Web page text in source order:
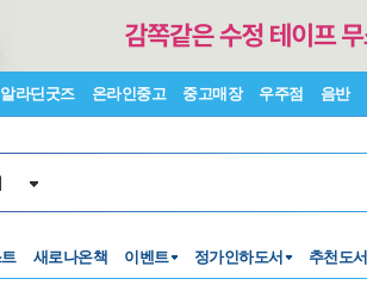
알라딘굿즈 온라인중고 중고매장 우주점 음반
새로나온책 이벤트 정가인하도서 추천도서